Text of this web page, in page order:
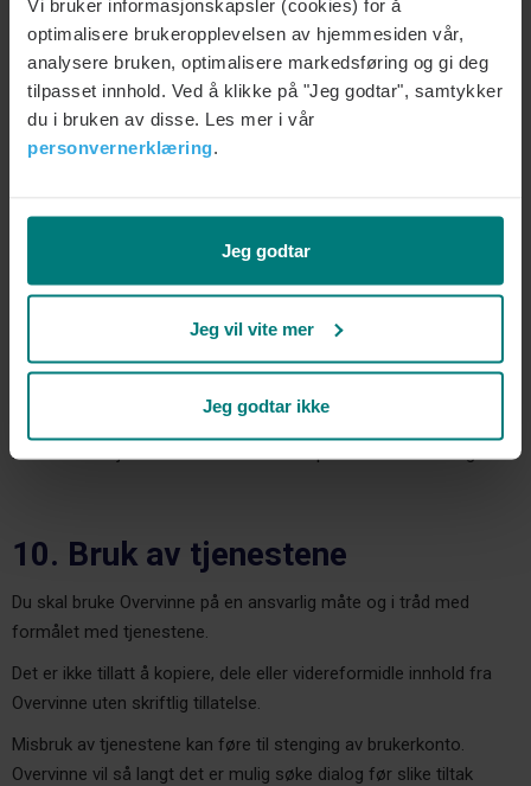
Vi bruker informasjonskapsler (cookies) for å
optimalisere brukeropplevelsen av hjemmesiden vår,
analysere bruken, optimalisere markedsføring og gi deg
tilpasset innhold. Ved å klikke på "Jeg godtar", samtykker
du i bruken av disse. Les mer i vår
personvernerklæring.
Jeg godtar
Jeg vil vite mer
Jeg godtar ikke
fakturert i sin helhet.
Konsultasjoner er helsetjenester og reguleres i tillegg av relevant
helselovgivning.
Overvinne tar personvern og anonymitet på alvor.
Opplysninger om deg behandles i samsvar med
personvernlovgivningen. Overvinne deler ikke informasjon om din
andre tredjeparter, med mindre dette følger av lov eller du selv
Mer informasjon finner du i Overvinnes personvernerklæring.
10. Bruk av tjenestene
Du skal bruke Overvinne på en ansvarlig måte og i tråd med
formålet med tjenestene.
Det er ikke tillatt å kopiere, dele eller videreformidle innhold fra
Overvinne uten skriftlig tillatelse.
Misbruk av tjenestene kan føre til stenging av brukerkonto.
Overvinne vil så langt det er mulig søke dialog før slike tiltak